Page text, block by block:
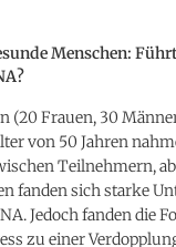
Menschen:
(20 Frauen, 30
von 50 Jahren
Teilnehmern,
fanden sich starke
Jedoch fanden die
zu einer